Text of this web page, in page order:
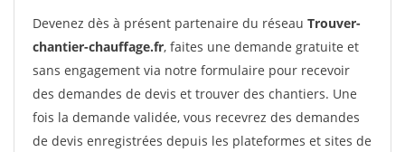
Devenez dès à présent partenaire du réseau Trouver-
chantier-chauffage.fr, faites une demande gratuite et
sans engagement via notre formulaire pour recevoir
des demandes de devis et trouver des chantiers. Une
fois la demande validée, vous recevrez des demandes
de devis enregistrées depuis les plateformes et sites de